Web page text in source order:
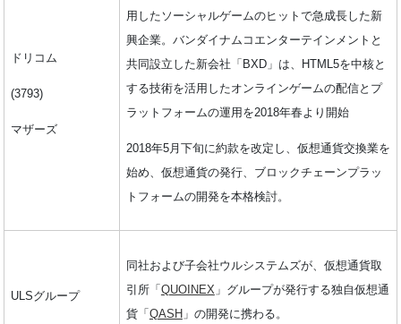
ドリコム
(3793)
マザーズ
用したソーシャルゲームのヒットで急成長した新
興企業。バンダイナムコエンターテインメントと
共同設立した新会社「BXD」は、HTML5を中核と
する技術を活用したオンラインゲームの配信とプ
ラットフォームの運用を2018年春より開始
2018年5月下旬に約款を改定し、仮想通貨交換業を
始め、仮想通貨の発行、ブロックチェーンプラッ
トフォームの開発を本格検討。
ULSグループ
同社および子会社ウルシステムズが、仮想通貨取
引所「 QUOINEX 」グループが発行する独自仮想通
貨「 QASH 」の開発に携わる。